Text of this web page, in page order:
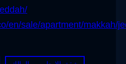
en/sale/apartment/makkah/